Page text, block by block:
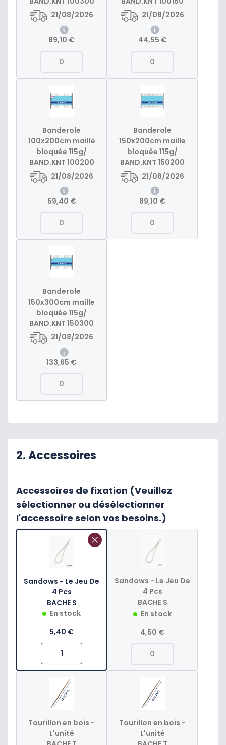
21/08/2026
89,10 €
21/08/2026
44,55 €
Banderole
100x200cm maille
bloquée 115g/
BAND.KNT 100200
21/08/2026
59,40 €
Banderole
150x200cm maille
bloquée 115g/
BAND.KNT 150200
21/08/2026
89,10 €
Banderole
150x300cm maille
bloquée 115g/
BAND.KNT 150300
21/08/2026
133,65 €
2. Accessoires
Accessoires de fixation (Veuillez
sélectionner ou désélectionner
l'accessoire selon vos besoins.)
Sandows - Le Jeu De
4 Pcs
BACHE S
En stock
5,40 €
Sandows - Le Jeu De
4 Pcs
BACHE S
En stock
4,50 €
Tourillon en bois -
L'unité
Tourillon en bois -
L'unité